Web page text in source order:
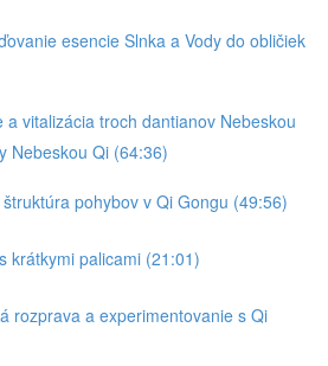
esencie Slnka a Vody do obličiek
a vitalizácia troch dantianov Nebeskou
Nebeskou Qi (64:36)
pohybov v Qi Gongu (49:56)
krátkymi palicami (21:01)
rozprava a experimentovanie s Qi